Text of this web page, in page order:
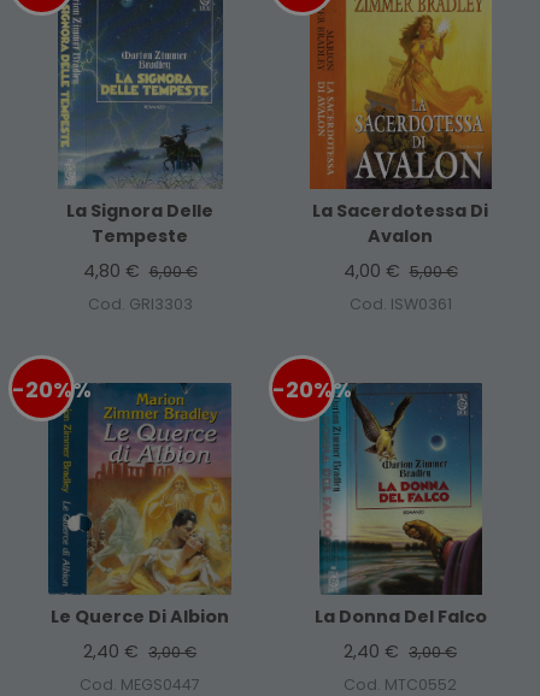
La Signora Delle
Tempeste
4,80 € 6,00 €
Cod. GRI3303
La Sacerdotessa Di
Avalon
4,00 € 5,00 €
Cod. ISW0361
-20%%
Le Querce Di Albion
2,40 € 3,00 €
Cod. MEGS0447
-20%%
La Donna Del Falco
2,40 € 3,00 €
Cod. MTC0552